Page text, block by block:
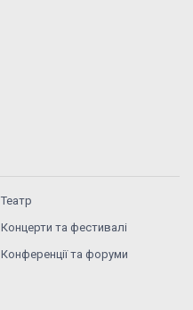
Театр
Концерти та фестивалі
Конференції та форуми